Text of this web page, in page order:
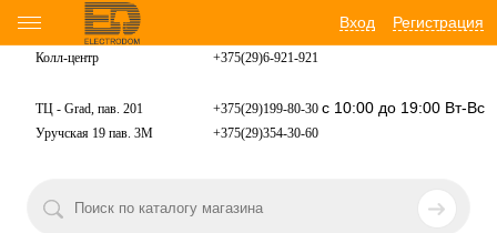
Вход Регистрация
Колл-центр +375(29)6-921-921
ТЦ - Grad, пав. 201 +375(29)199-80-30 с 10:00 до 19:00 Вт-Вс
Уручская 19 пав. 3М +375(29)354-30-60